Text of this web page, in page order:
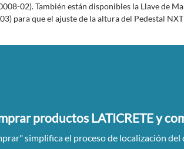
02). También están disponibles la Llave de
para que el ajuste de la altura del Pedestal
productos LATICRETE y
simplifica el proceso de localización